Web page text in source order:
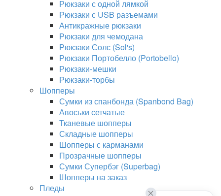
Рюкзаки с одной лямкой
Рюкзаки с USB разъемами
Антикражные рюкзаки
Рюкзаки для чемодана
Рюкзаки Солс (Sol's)
Рюкзаки Портобелло (Portobello)
Рюкзаки-мешки
Рюкзаки-торбы
Шопперы
Сумки из спанбонда (Spanbond Bag)
Авоськи сетчатые
Тканевые шопперы
Складные шопперы
Шопперы с карманами
Прозрачные шопперы
Сумки Супербэг (Superbag)
Шопперы на заказ
Пледы